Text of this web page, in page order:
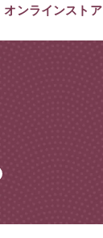
オンラインストア